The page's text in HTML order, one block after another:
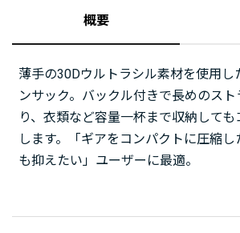
概要
薄手の30Dウルトラシル素材を使用し
ンサック。バックル付きで長めのス
り、衣類など容量一杯まで収納して
します。「ギアをコンパクトに圧縮
も抑えたい」ユーザーに最適。